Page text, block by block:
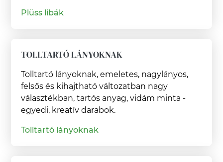
Plüss libák
TOLLTARTÓ LÁNYOKNAK
Tolltartó lányoknak, emeletes, nagylányos,
felsős és kihajtható változatban nagy
választékban, tartós anyag, vidám minta -
egyedi, kreatív darabok.
Tolltartó lányoknak